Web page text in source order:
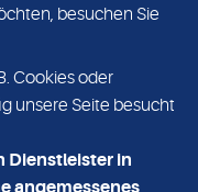
besuchen Sie
Cookies oder
unsere Seite besucht
Dienstleister in
angemessenes